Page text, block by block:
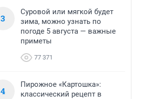
3
Суровой или мягкой будет
зима, можно узнать по
погоде 5 августа — важные
приметы
77 371
4
Пирожное «Картошка»:
классический рецепт в